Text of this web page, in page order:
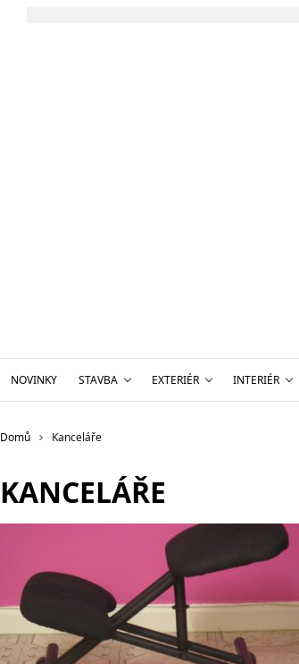
NOVINKY STAVBA EXTERIÉR INTERIÉR
Domů Kanceláře
KANCELÁŘE